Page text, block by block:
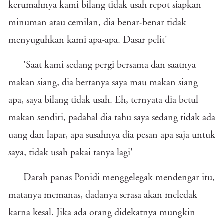
kerumahnya kami bilang tidak usah repot siapkan
minuman atau cemilan, dia benar-benar tidak
menyuguhkan kami apa-apa. Dasar pelit'
'Saat kami sedang pergi bersama dan saatnya
makan siang, dia bertanya saya mau makan siang
apa, saya bilang tidak usah. Eh, ternyata dia betul
makan sendiri, padahal dia tahu saya sedang tidak ada
uang dan lapar, apa susahnya dia pesan apa saja untuk
saya, tidak usah pakai tanya lagi'
Darah panas Ponidi menggelegak mendengar itu,
matanya memanas, dadanya serasa akan meledak
karna kesal. Jika ada orang didekatnya mungkin